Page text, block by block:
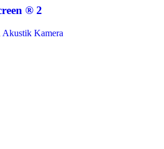
® 2
Akustik Kamera